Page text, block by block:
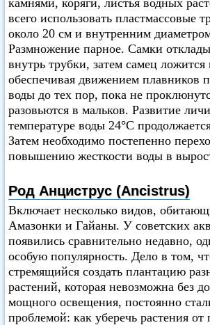
камнями, коряги, листья водных
всего использовать пластмассовые
около 20 см и внутренним
Размножение парное. Самки
внутрь трубки, затем самец ложится
обеспечивая движением плавников
воды до тех пор, пока не
разовьются в мальков. Развитие
температуре воды 24°C
Затем необходимо постепенно
повышению жесткости воды в
Род Анциструс (Ancistrus)
Включает несколько видов,
Амазонки и Гайаны. У советских
появились сравнительно недавно,
особую популярность. Дело в том,
стремящийся создать плантацию
растений, которая невозможна без
мощного освещения, постоянно
проблемой: как уберечь растения от